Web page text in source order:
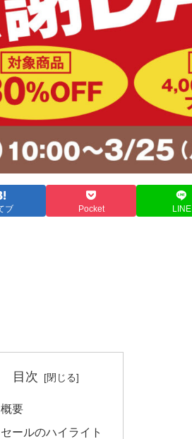
ブ Pocket LINE
目次
概要
セールのハイライト